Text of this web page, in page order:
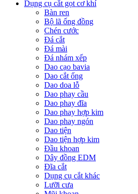
Dụng cụ cắt gọt cơ khí
Bàn ren
Bộ lã ống đồng
Chén cước
Đá cắt
Đá mài
Đá nhám xếp
Dao cạo bavia
Dao cắt ống
Dao doa lỗ
Dao phay cầu
Dao phay đĩa
Dao phay hợp kim
Dao phay ngón
Dao tiện
Dao tiện hợp kim
Đầu khoan
Dây đồng EDM
Đĩa cắt
Dụng cụ cắt khác
Lưỡi cưa